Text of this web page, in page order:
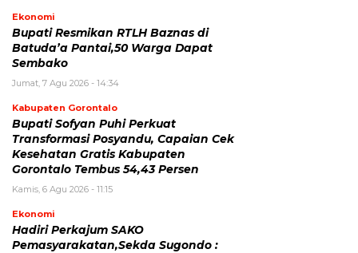
Ekonomi
Bupati Resmikan RTLH Baznas di
Batuda’a Pantai,50 Warga Dapat
Sembako
Jumat, 7 Agu 2026 - 14:34
Kabupaten Gorontalo
Bupati Sofyan Puhi Perkuat
Transformasi Posyandu, Capaian Cek
Kesehatan Gratis Kabupaten
Gorontalo Tembus 54,43 Persen
Kamis, 6 Agu 2026 - 11:15
Ekonomi
Hadiri Perkajum SAKO
Pemasyarakatan,Sekda Sugondo :